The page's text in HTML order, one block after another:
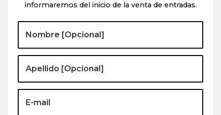
informaremos del inicio de la venta de entradas.